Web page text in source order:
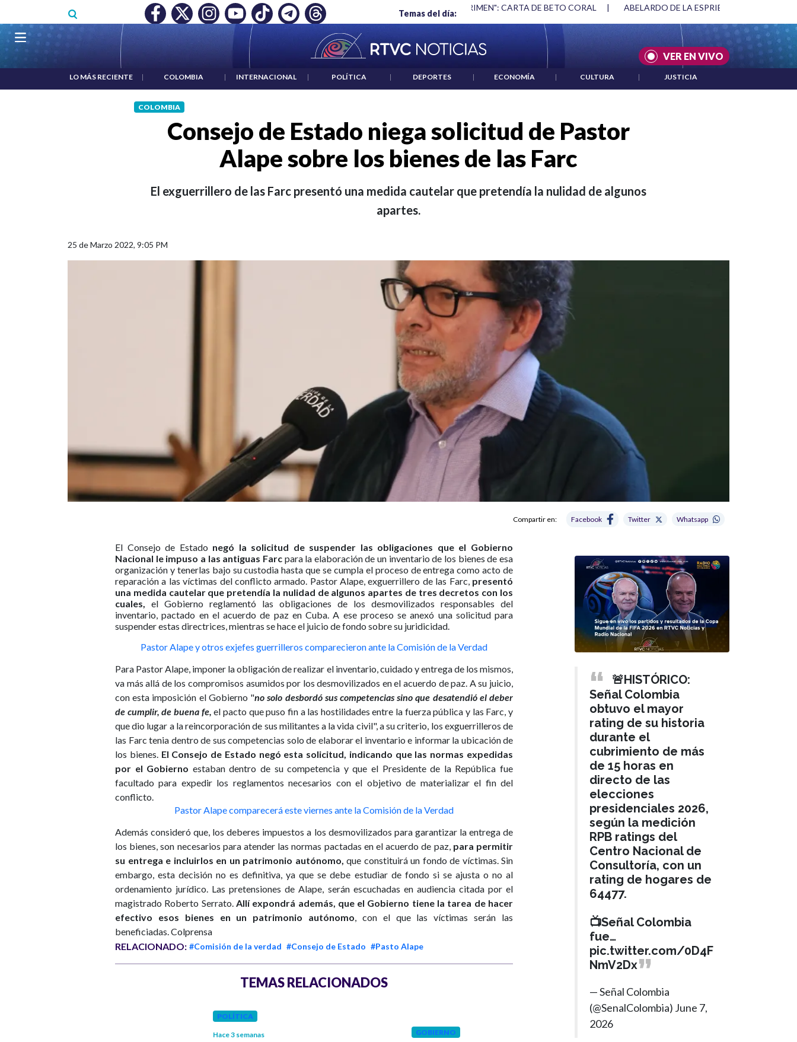
Temas del día:
MÍNIMO NO DESTRUYÓ EMPLEO: JP MORGAN | "HABLAR NO ES UN CRIMEN": CARTA DE BETO CORAL ABELARDO DE LA ESPRIELLA Y DMG | ACUERDOS ENTRE ESTADOS UNIDOS E
VER EN VIVO
Navegación principal
LO MÁS RECIENTE | COLOMBIA | INTERNACIONAL | POLÍTICA | DEPORTES | ECONOMÍA | CULTURA | JUSTICIA
COLOMBIA
Consejo de Estado niega solicitud de Pastor
Alape sobre los bienes de las Farc
El exguerrillero de las Farc presentó una medida cautelar que pretendía la nulidad de algunos
apartes.
25 de Marzo 2022, 9:05 PM
Compartir en: Facebook Twitter Whatsapp
El Consejo de Estado negó la solicitud de suspender las obligaciones que el Gobierno
Nacional le impuso a las antiguas Farcpara la elaboración de un inventario de los bienes de esa
organización y tenerlas bajo su custodia hasta que se cumpla el proceso de entrega como acto de
reparación a las víctimas del conflicto armado. Pastor Alape, exguerrillero de las Farc, presentó
una medida cautelar que pretendía la nulidad de algunos apartes de tres decretos con los
cuales, el Gobierno reglamentó las obligaciones de los desmovilizados responsables del
inventario, pactado en el acuerdo de paz en Cuba. A ese proceso se anexó una solicitud para
suspender estas directrices, mientras se hace el juicio de fondo sobre su juridicidad.
Pastor Alape y otros exjefes guerrilleros comparecieron ante la Comisión de la Verdad
Para Pastor Alape, imponer la obligación de realizar el inventario, cuidado y entrega de los mismos,
va más allá de los compromisos asumidos por los desmovilizados en el acuerdo de paz. A su juicio,
con esta imposición el Gobierno "no solo desbordó sus competencias sino que desatendió el deber
de cumplir, de buena fe, el pacto que puso fin a las hostilidades entre la fuerza pública y las Farc, y
que dio lugar a la reincorporación de sus militantes a la vida civil", a su criterio, los exguerrilleros de
las Farc tenia dentro de sus competencias solo de elaborar el inventario e informar la ubicación de
los bienes. El Consejo de Estado negó esta solicitud, indicando que las normas expedidas
por el Gobierno estaban dentro de su competencia y que el Presidente de la República fue
facultado para expedir los reglamentos necesarios con el objetivo de materializar el fin del
conflicto.
Pastor Alape comparecerá este viernes ante la Comisión de la Verdad
Además consideró que, los deberes impuestos a los desmovilizados para garantizar la entrega de
los bienes, son necesarios para atender las normas pactadas en el acuerdo de paz, para permitir
su entrega e incluirlos en un patrimonio autónomo, que constituirá un fondo de víctimas. Sin
embargo, esta decisión no es definitiva, ya que se debe estudiar de fondo si se ajusta o no al
ordenamiento jurídico. Las pretensiones de Alape, serán escuchadas en audiencia citada por el
magistrado Roberto Serrato. Allí expondrá además, que el Gobierno tiene la tarea de hacer
efectivo esos bienes en un patrimonio autónomo, con el que las víctimas serán las
beneficiadas. Colprensa
RELACIONADO: #Comisión de la verdad #Consejo de Estado #Pasto Alape
TEMAS RELACIONADOS
POLÍTICA
Hace 3 semanas GOBIERNO
MEDIO AMBIENTE
🚨HISTÓRICO:
Señal Colombia
obtuvo el mayor
rating de su historia
durante el
cubrimiento de más
de 15 horas en
directo de las
elecciones
presidenciales 2026,
según la medición
RPB ratings del
Centro Nacional de
Consultoría, con un
rating de hogares de
64477.
📺Señal Colombia
fue…
pic.twitter.com/0D4F
NmV2Dx
— Señal Colombia
(@SenalColombia) June 7,
2026